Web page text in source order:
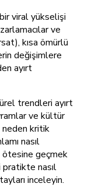
viral yükselişi
ve
kısa ömürlü
değişimlere
ayırt
trendleri ayırt
ve kültür
neden kritik
nasıl
geçmek
nasıl
inceleyin.